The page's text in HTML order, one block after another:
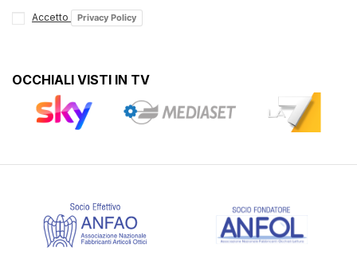
Accetto Privacy Policy
OCCHIALI VISTI IN TV